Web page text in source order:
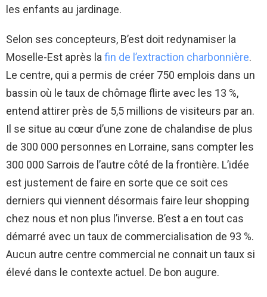
les enfants au jardinage.
Selon ses concepteurs, B’est doit redynamiser la
Moselle-Est après lafin de l’extraction charbonnière.
Le centre, qui a permis de créer 750 emplois dans un
bassin où le taux de chômage flirte avec les 13 %,
entend attirer près de 5,5 millions de visiteurs par an.
Il se situe au cœur d’une zone de chalandise de plus
de 300 000 personnes en Lorraine, sans compter les
300 000 Sarrois de l’autre côté de la frontière. L’idée
est justement de faire en sorte que ce soit ces
derniers qui viennent désormais faire leur shopping
chez nous et non plus l’inverse. B’est a en tout cas
démarré avec un taux de commercialisation de 93 %.
Aucun autre centre commercial ne connait un taux si
élevé dans le contexte actuel. De bon augure.